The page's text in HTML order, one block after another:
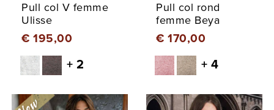
Pull col V femme
Ulisse
€ 195,00
+ 2
Pull col rond
femme Beya
€ 170,00
+ 4